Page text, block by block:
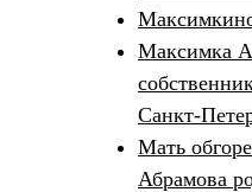
Максимка
Санкт-
Мать
Абрамова